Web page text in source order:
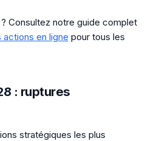
Consultez notre guide complet
en ligne pour tous les
: ruptures
stratégiques les plus